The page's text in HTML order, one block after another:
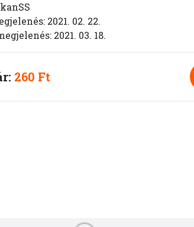
2021. 02. 22.
2021. 03. 18.
260 Ft